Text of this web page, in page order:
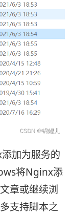
加为服务的
将Nginx添
章或继续浏
支持脚本之